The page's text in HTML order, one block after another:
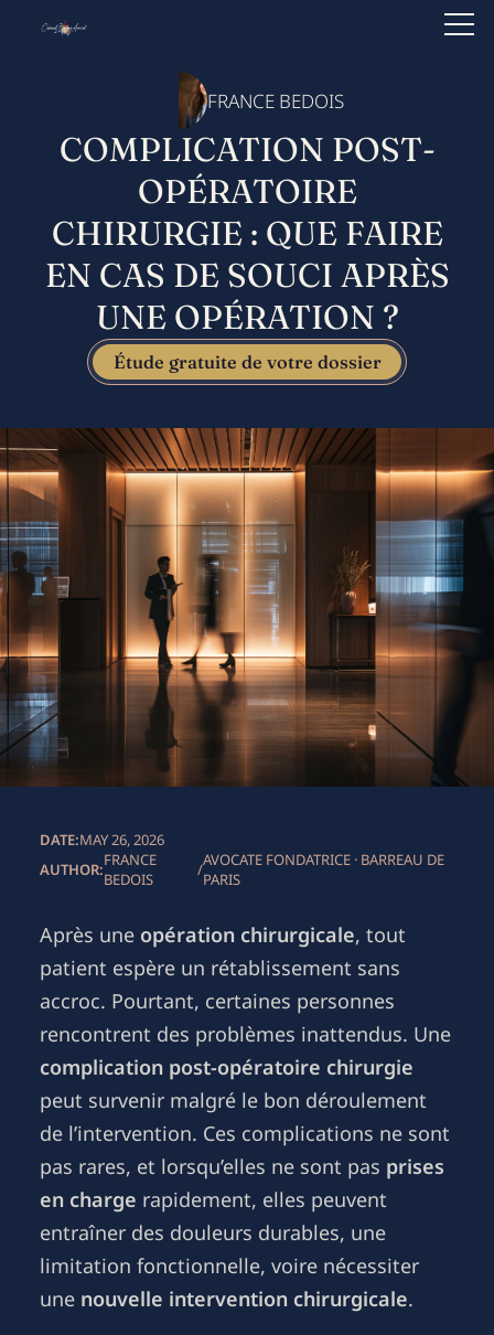
FRANCE BEDOIS
COMPLICATION POST-
OPÉRATOIRE
CHIRURGIE : QUE FAIRE
EN CAS DE SOUCI APRÈS
UNE OPÉRATION ?
Étude gratuite de votre dossier
DATE:MAY 26, 2026
AUTHOR:FRANCE
BEDOIS
/AVOCATE FONDATRICE · BARREAU DE
PARIS
Après une opération chirurgicale, tout
patient espère un rétablissement sans
accroc. Pourtant, certaines personnes
rencontrent des problèmes inattendus. Une
complication post-opératoire chirurgie
peut survenir malgré le bon déroulement
de l’intervention. Ces complications ne sont
pas rares, et lorsqu’elles ne sont pas prises
en charge rapidement, elles peuvent
entraîner des douleurs durables, une
limitation fonctionnelle, voire nécessiter
une nouvelle intervention chirurgicale.